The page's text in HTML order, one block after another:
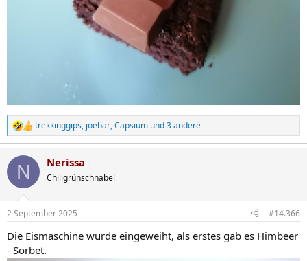
R
e
k
i
e
:
trekkinggips, joebar,Capsium und 3 andere
N Nerissa
Chiligrünschnabel
2 September 2025 #14.366
Die Eismaschine wurde eingeweiht, als erstes gab es Himbeer
- Sorbet.